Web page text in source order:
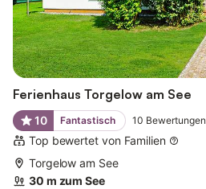
Ferienhaus Torgelow am See
10 Fantastisch 10 Bewertungen
Top bewertet von Familien
Torgelow am See
30 m zum See